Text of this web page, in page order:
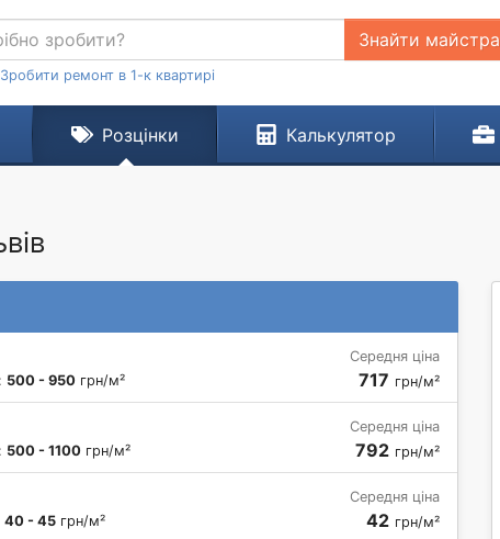
Знайти майстра
Зробити ремонт в 1-к квартирі
Розцінки Калькулятор
500 - 950 грн/м²
Середня ціна
717 грн/м²
500 - 1100 грн/м²
Середня ціна
792 грн/м²
40 - 45 грн/м²
Середня ціна
42 грн/м²